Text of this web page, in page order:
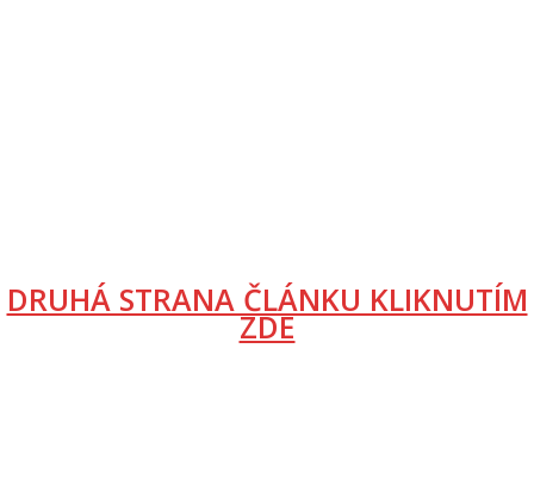
DRUHÁ STRANA ČLÁNKU KLIKNUTÍM
ZDE